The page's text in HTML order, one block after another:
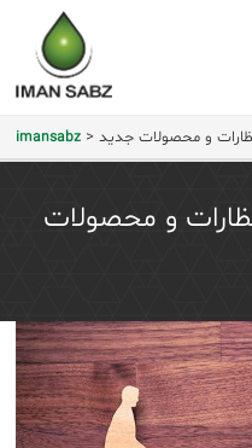
imansabz >و محصولات جدید
و محصولات